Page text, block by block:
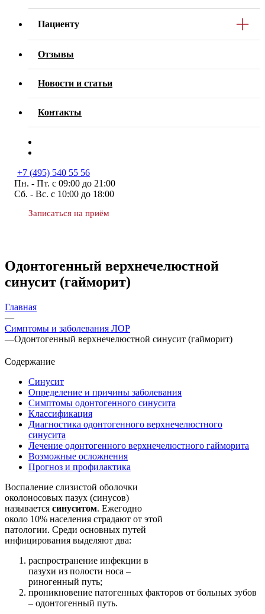
Пациенту
Отзывы
Новости и статьи
Контакты
+7 (495) 540 55 56
Пн. - Пт. с 09:00 до 21:00
Сб. - Вс. с 10:00 до 18:00
Записаться на приём
Одонтогенный верхнечелюстной
синусит (гайморит)
Главная
—
Симптомы и заболевания ЛОР
—Одонтогенный верхнечелюстной синусит (гайморит)
Содержание
Синусит
Определение и причины заболевания
Симптомы одонтогенного синусита
Классификация
Диагностика одонтогенного верхнечелюстного
синусита
Лечение одонтогенного верхнечелюстного гайморита
Возможные осложнения
Прогноз и профилактика
Воспаление слизистой оболочки
околоносовых пазух (синусов)
называется синуситом. Ежегодно
около 10% населения страдают от этой
патологии. Среди основных путей
инфицирования выделяют два:
распространение инфекции в
пазухи из полости носа –
риногенный путь;
проникновение патогенных факторов от больных зубов
– одонтогенный путь.